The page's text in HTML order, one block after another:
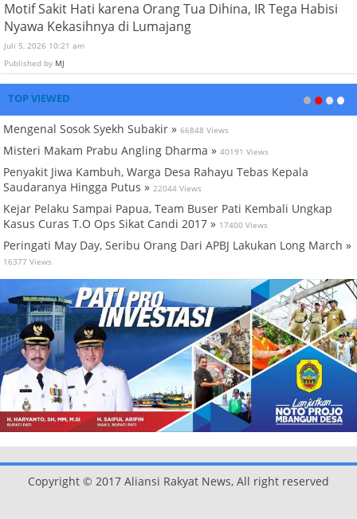
Motif Sakit Hati karena Orang Tua Dihina, IR Tega Habisi
Nyawa Kekasihnya di Lumajang
Juli 5, 2026 10:21 am
Published by MJ
TOP VIEWED
Mengenal Sosok Syekh Subakir » 66848 Views
Misteri Makam Prabu Angling Dharma » 40191 Views
Penyakit Jiwa Kambuh, Warga Desa Rahayu Tebas Kepala
Saudaranya Hingga Putus » 22044 Views
Kejar Pelaku Sampai Papua, Team Buser Pati Kembali Ungkap
Kasus Curas T.O Ops Sikat Candi 2017 » 17400 Views
Peringati May Day, Seribu Orang Dari APBJ Lakukan Long March »
16377 Views
Copyright © 2017 Aliansi Rakyat News, All right reserved